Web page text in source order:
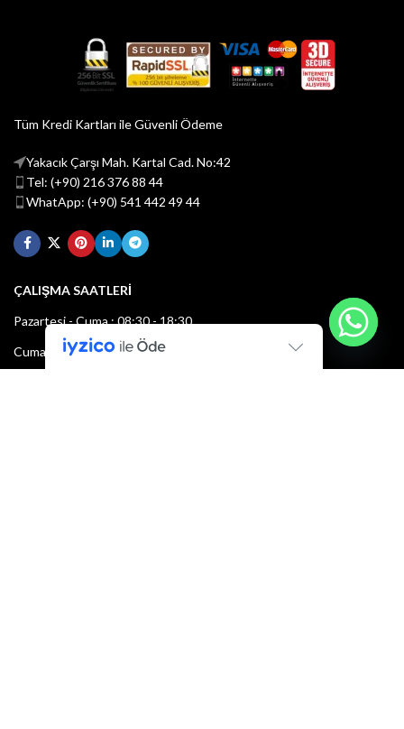
Tüm Kredi Kartları ile Güvenli Ödeme
Yakacık Çarşı Mah. Kartal Cad. No:42
Tel: (+90) 216 376 88 44
WhatApp: (+90) 541 442 49 44
ÇALIŞMA SAATLERİ
Pazartesi - Cuma : 08:30 - 18:30
Cumartesi : 08:30 - 13:00